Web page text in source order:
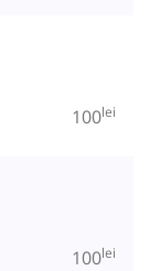
100lei
100lei